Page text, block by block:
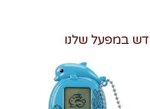
במפעל שלנו